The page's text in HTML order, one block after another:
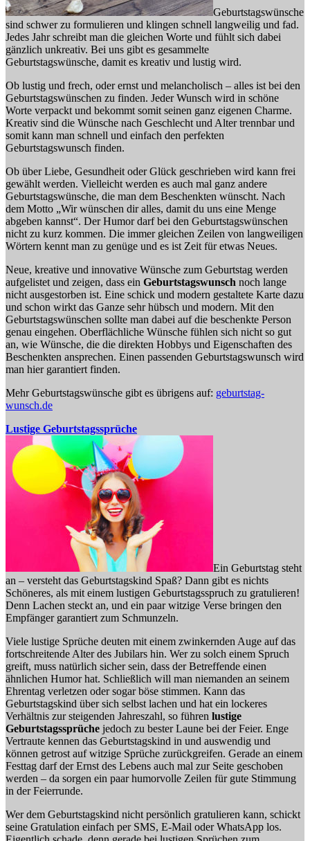
Geburtstagswünsche
sind schwer zu formulieren und klingen schnell langweilig und fad.
Jedes Jahr schreibt man die gleichen Worte und fühlt sich dabei
gänzlich unkreativ. Bei uns gibt es gesammelte
Geburtstagswünsche, damit es kreativ und lustig wird.
Ob lustig und frech, oder ernst und melancholisch – alles ist bei den
Geburtstagswünschen zu finden. Jeder Wunsch wird in schöne
Worte verpackt und bekommt somit seinen ganz eigenen Charme.
Kreativ sind die Wünsche nach Geschlecht und Alter trennbar und
somit kann man schnell und einfach den perfekten
Geburtstagswunsch finden.
Ob über Liebe, Gesundheit oder Glück geschrieben wird kann frei
gewählt werden. Vielleicht werden es auch mal ganz andere
Geburtstagswünsche, die man dem Beschenkten wünscht. Nach
dem Motto „Wir wünschen dir alles, damit du uns eine Menge
abgeben kannst“. Der Humor darf bei den Geburtstagswünschen
nicht zu kurz kommen. Die immer gleichen Zeilen von langweiligen
Wörtern kennt man zu genüge und es ist Zeit für etwas Neues.
Neue, kreative und innovative Wünsche zum Geburtstag werden
aufgelistet und zeigen, dass ein Geburtstagswunsch noch lange
nicht ausgestorben ist. Eine schick und modern gestaltete Karte dazu
und schon wirkt das Ganze sehr hübsch und modern. Mit den
Geburtstagswünschen sollte man dabei auf die beschenkte Person
genau eingehen. Oberflächliche Wünsche fühlen sich nicht so gut
an, wie Wünsche, die die direkten Hobbys und Eigenschaften des
Beschenkten ansprechen. Einen passenden Geburtstagswunsch wird
man hier garantiert finden.
Mehr Geburtstagswünsche gibt es übrigens auf: geburtstag-
wunsch.de
Lustige Geburtstagssprüche
Ein Geburtstag steht
an – versteht das Geburtstagskind Spaß? Dann gibt es nichts
Schöneres, als mit einem lustigen Geburtstagsspruch zu gratulieren!
Denn Lachen steckt an, und ein paar witzige Verse bringen den
Empfänger garantiert zum Schmunzeln.
Viele lustige Sprüche deuten mit einem zwinkernden Auge auf das
fortschreitende Alter des Jubilars hin. Wer zu solch einem Spruch
greift, muss natürlich sicher sein, dass der Betreffende einen
ähnlichen Humor hat. Schließlich will man niemanden an seinem
Ehrentag verletzen oder sogar böse stimmen. Kann das
Geburtstagskind über sich selbst lachen und hat ein lockeres
Verhältnis zur steigenden Jahreszahl, so führen lustige
Geburtstagssprüche jedoch zu bester Laune bei der Feier. Enge
Vertraute kennen das Geburtstagskind in und auswendig und
können getrost auf witzige Sprüche zurückgreifen. Gerade an einem
Festtag darf der Ernst des Lebens auch mal zur Seite geschoben
werden – da sorgen ein paar humorvolle Zeilen für gute Stimmung
in der Feierrunde.
Wer dem Geburtstagskind nicht persönlich gratulieren kann, schickt
seine Gratulation einfach per SMS, E-Mail oder WhatsApp los.